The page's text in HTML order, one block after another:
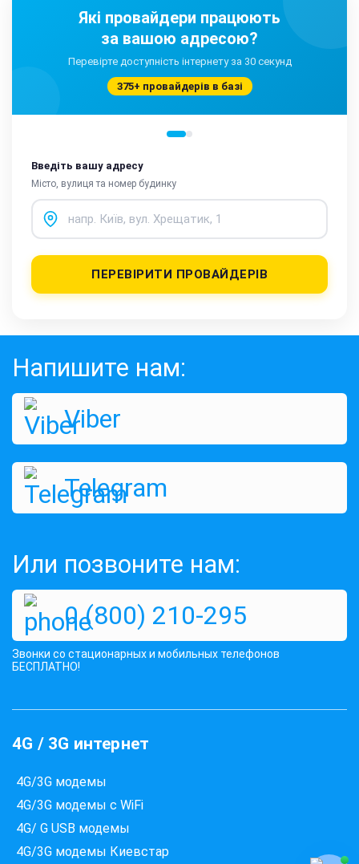
Які провайдери працюють
за вашою адресою?
Перевірте доступність інтернету за 30 секунд
375+ провайдерів в базі
Введіть вашу адресу
Місто, вулиця та номер будинку
ПЕРЕВІРИТИ ПРОВАЙДЕРІВ
Напишите нам:
Viber
Telegram
Или позвоните нам:
0 (800) 210-295
Звонки со стационарных и мобильных телефонов
БЕСПЛАТНО!
4G / 3G интернет
4G/3G модемы
4G/3G модемы с WiFi
4G/ G USB модемы
4G/3G модемы Киевстар
Які провайдери працюють
за вашою адресою?
Перевірте доступність інтернету за 30 секунд
Введіть вашу адресу